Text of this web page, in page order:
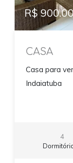
R$
CASA
Casa para
Indaiatuba
4